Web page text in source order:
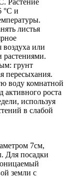
°C и
листья
воздуха или
растениями.
грунт
пересыхания.
воду комнатной
активного роста
используя
в слабой
7см,
Для посадки
земли с